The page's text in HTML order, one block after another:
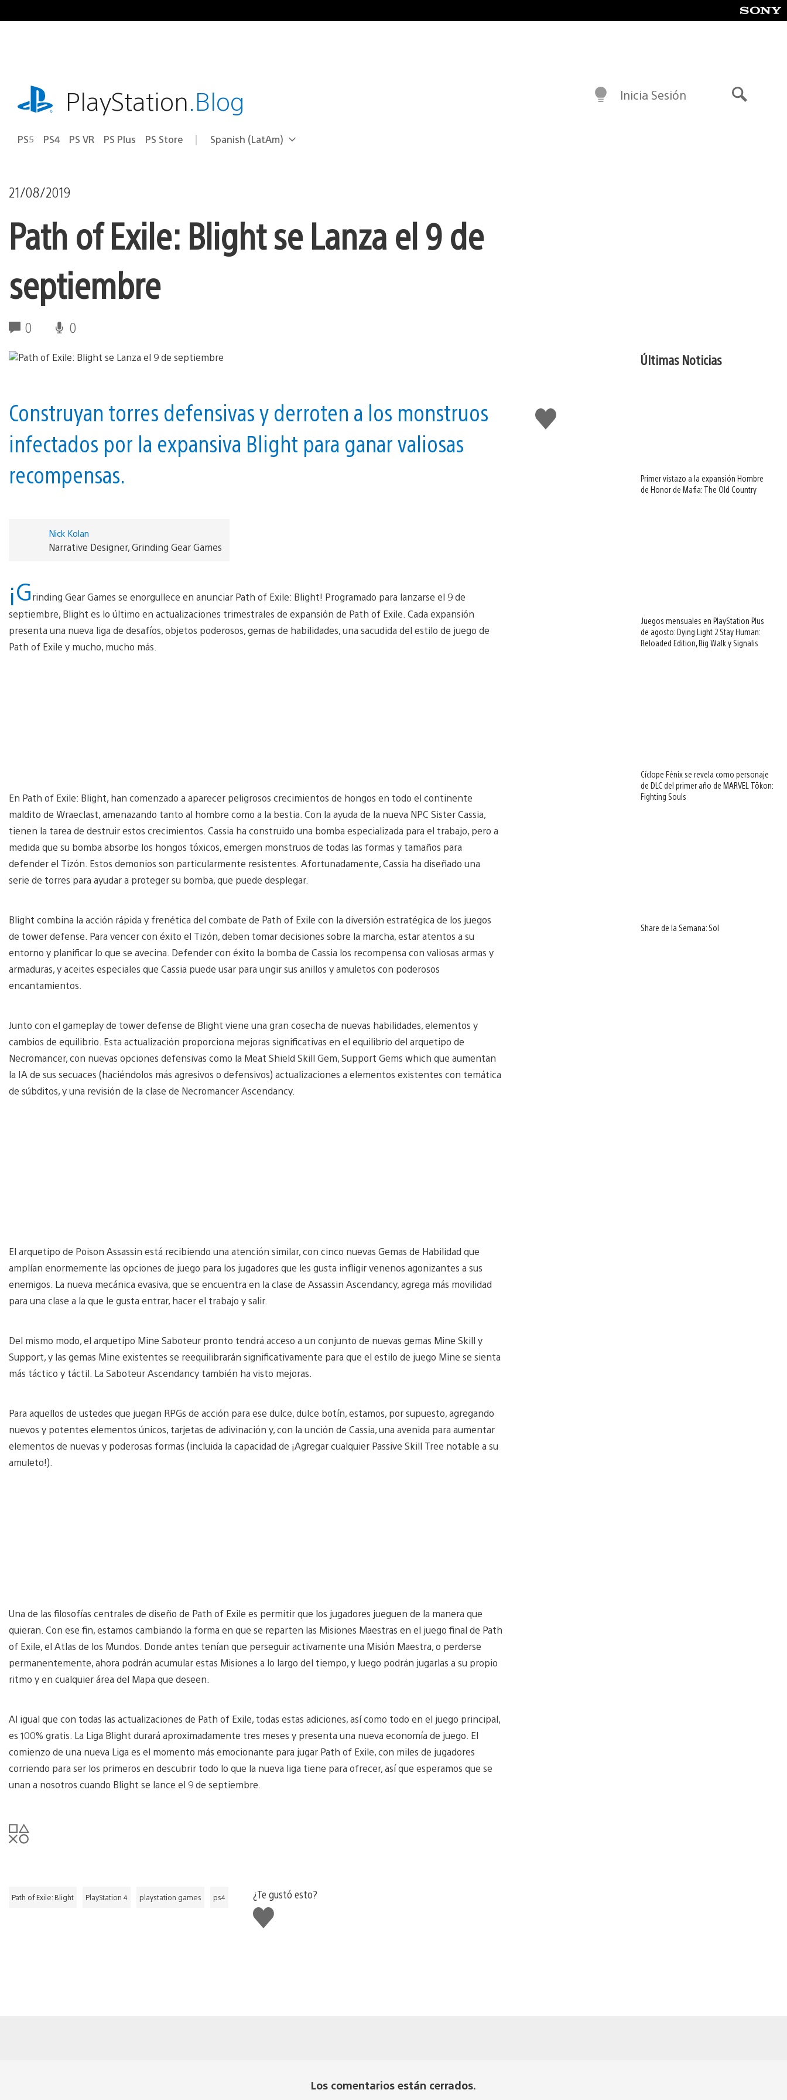
al
playstation.comPlayStation.Blog
PS5 PS4 PS VR PS Plus PS Store Elige
Región
Spanish (LatAm)
Inicia Sesión
21/08/2019
Path of Exile: Blight se Lanza el 9 de
septiembre
0 0
Me
gusta
Construyan torres defensivas y derroten a los monstruos
infectados por la expansiva Blight para ganar valiosas
recompensas.
Nick Kolan
Narrative Designer, Grinding Gear Games
¡Grinding Gear Games se enorgullece en anunciar Path of Exile: Blight! Programado para lanzarse el 9 de
septiembre, Blight es lo último en actualizaciones trimestrales de expansión de Path of Exile. Cada expansión
presenta una nueva liga de desafíos, objetos poderosos, gemas de habilidades, una sacudida del estilo de juego de
Path of Exile y mucho, mucho más.
En Path of Exile: Blight, han comenzado a aparecer peligrosos crecimientos de hongos en todo el continente
maldito de Wraeclast, amenazando tanto al hombre como a la bestia. Con la ayuda de la nueva NPC Sister Cassia,
tienen la tarea de destruir estos crecimientos. Cassia ha construido una bomba especializada para el trabajo, pero a
medida que su bomba absorbe los hongos tóxicos, emergen monstruos de todas las formas y tamaños para
defender el Tizón. Estos demonios son particularmente resistentes. Afortunadamente, Cassia ha diseñado una
serie de torres para ayudar a proteger su bomba, que puede desplegar.
Blight combina la acción rápida y frenética del combate de Path of Exile con la diversión estratégica de los juegos
de tower defense. Para vencer con éxito el Tizón, deben tomar decisiones sobre la marcha, estar atentos a su
entorno y planificar lo que se avecina. Defender con éxito la bomba de Cassia los recompensa con valiosas armas y
armaduras, y aceites especiales que Cassia puede usar para ungir sus anillos y amuletos con poderosos
encantamientos.
Junto con el gameplay de tower defense de Blight viene una gran cosecha de nuevas habilidades, elementos y
cambios de equilibrio. Esta actualización proporciona mejoras significativas en el equilibrio del arquetipo de
Necromancer, con nuevas opciones defensivas como la Meat Shield Skill Gem, Support Gems which que aumentan
la IA de sus secuaces (haciéndolos más agresivos o defensivos) actualizaciones a elementos existentes con temática
de súbditos, y una revisión de la clase de Necromancer Ascendancy.
El arquetipo de Poison Assassin está recibiendo una atención similar, con cinco nuevas Gemas de Habilidad que
amplían enormemente las opciones de juego para los jugadores que les gusta infligir venenos agonizantes a sus
enemigos. La nueva mecánica evasiva, que se encuentra en la clase de Assassin Ascendancy, agrega más movilidad
para una clase a la que le gusta entrar, hacer el trabajo y salir.
Del mismo modo, el arquetipo Mine Saboteur pronto tendrá acceso a un conjunto de nuevas gemas Mine Skill y
Support, y las gemas Mine existentes se reequilibrarán significativamente para que el estilo de juego Mine se sienta
más táctico y táctil. La Saboteur Ascendancy también ha visto mejoras.
Para aquellos de ustedes que juegan RPGs de acción para ese dulce, dulce botín, estamos, por supuesto, agregando
nuevos y potentes elementos únicos, tarjetas de adivinación y, con la unción de Cassia, una avenida para aumentar
elementos de nuevas y poderosas formas (incluida la capacidad de ¡Agregar cualquier Passive Skill Tree notable a su
amuleto!).
Una de las filosofías centrales de diseño de Path of Exile es permitir que los jugadores jueguen de la manera que
quieran. Con ese fin, estamos cambiando la forma en que se reparten las Misiones Maestras en el juego final de Path
of Exile, el Atlas de los Mundos. Donde antes tenían que perseguir activamente una Misión Maestra, o perderse
permanentemente, ahora podrán acumular estas Misiones a lo largo del tiempo, y luego podrán jugarlas a su propio
ritmo y en cualquier área del Mapa que deseen.
Al igual que con todas las actualizaciones de Path of Exile, todas estas adiciones, así como todo en el juego principal,
es 100% gratis. La Liga Blight durará aproximadamente tres meses y presenta una nueva economía de juego. El
comienzo de una nueva Liga es el momento más emocionante para jugar Path of Exile, con miles de jugadores
corriendo para ser los primeros en descubrir todo lo que la nueva liga tiene para ofrecer, así que esperamos que se
unan a nosotros cuando Blight se lance el 9 de septiembre.
Path of Exile: Blight PlayStation 4 playstation games ps4
¿Te gustó esto?
Me
gusta
Últimas Noticias
Primer vistazo a la expansión Hombre
de Honor de Mafia: The Old Country
Juegos mensuales en PlayStation Plus
de agosto: Dying Light 2 Stay Human:
Reloaded Edition, Big Walk y Signalis
Cíclope Fénix se revela como personaje
de DLC del primer año de MARVEL Tōkon:
Fighting Souls
Share de la Semana: Sol
Los comentarios están cerrados.